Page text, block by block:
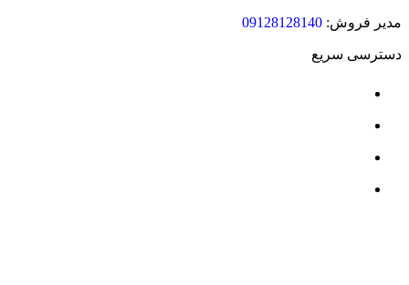
مدیر فروش: 09128128140
دسترسی سریع